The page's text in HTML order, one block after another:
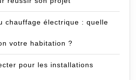
chauffage électrique : quelle
votre habitation ?
pour les installations